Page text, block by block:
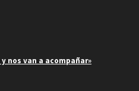
nos van a acompañar»